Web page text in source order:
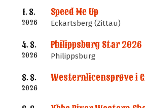
1. 8.
2026
Speed Me Up
Eckartsberg (Zittau)
4. 8.
2026
Philippsburg Star 2026
Philippsburg
8. 8.
2026